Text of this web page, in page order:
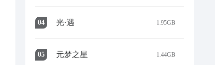
04 光·遇 1.95GB
05 元梦之星 1.44GB